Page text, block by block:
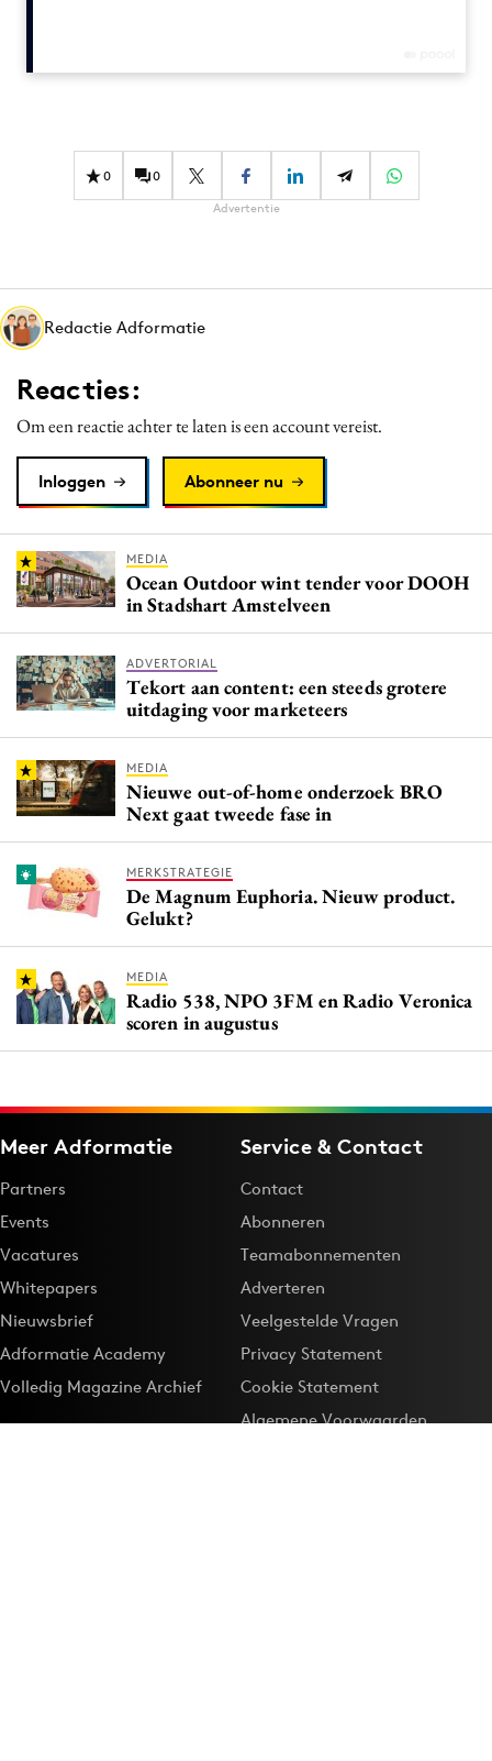
Digital transformation
Gedragsverandering
Influencer marketing
Media
Merkstrategie
Programmatic
Purpose Marketing
Reputatie & crisis
0 0
Advertentie
Redactie Adformatie
Reacties:
Om een reactie achter te laten is een account vereist.
Inloggen Abonneer nu
MEDIA
Ocean Outdoor wint tender voor DOOH
in Stadshart Amstelveen
ADVERTORIAL
Tekort aan content: een steeds grotere
uitdaging voor marketeers
MEDIA
Nieuwe out-of-home onderzoek BRO
Next gaat tweede fase in
MERKSTRATEGIE
De Magnum Euphoria. Nieuw product.
Gelukt?
MEDIA
Radio 538, NPO 3FM en Radio Veronica
scoren in augustus
Meer Adformatie
Partners
Events
Vacatures
Whitepapers
Nieuwsbrief
Adformatie Academy
Volledig Magazine Archief
Service & Contact
Contact
Abonneren
Teamabonnementen
Adverteren
Veelgestelde Vragen
Privacy Statement
Cookie Statement
Algemene Voorwaarden